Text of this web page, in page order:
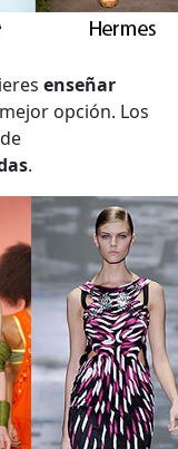
enseñar
opción. Los
.